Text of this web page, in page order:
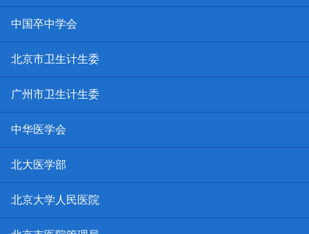
中国卒中学会
北京市卫生计生委
广州市卫生计生委
中华医学会
北大医学部
北京大学人民医院